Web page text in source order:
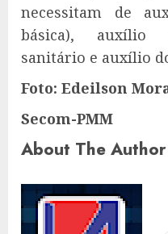
necessitam de
básica), auxílio
sanitário e auxílio
Foto: Edeilson
Secom-PMM
About The Author